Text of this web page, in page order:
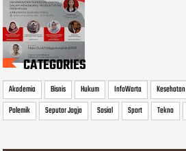
CATEGORIES
Akademia Bisnis Hukum InfoWarta Kesehatan
Polemik
Seputar Jogja Sosial Sport Tekno